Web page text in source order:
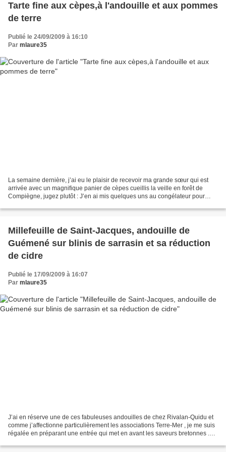
Tarte fine aux cèpes,à l'andouille et aux pommes
de terre
Publié le 24/09/2009 à 16:10
Par mlaure35
La semaine dernière, j’ai eu le plaisir de recevoir ma grande sœur qui est
arrivée avec un magnifique panier de cèpes cueillis la veille en forêt de
Compiègne, jugez plutôt : J’en ai mis quelques uns au congélateur pour
Millefeuille de Saint-Jacques, andouille de
Guémené sur blinis de sarrasin et sa réduction
de cidre
Publié le 17/09/2009 à 16:07
Par mlaure35
J’ai en réserve une de ces fabuleuses andouilles de chez Rivalan-Quidu et
comme j’affectionne particulièrement les associations Terre-Mer , je me suis
régalée en préparant une entrée qui met en avant les saveurs bretonnes .